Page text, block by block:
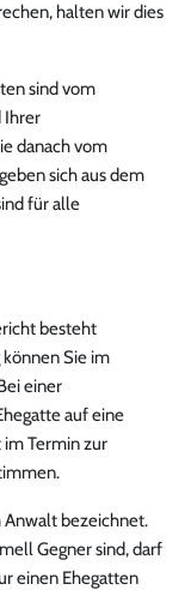
halten wir dies
sind vom
Ihrer
danach vom
sich aus dem
für alle
besteht
Sie im
einer
auf eine
Termin zur
Anwalt bezeichnet.
Gegner sind, darf
einen Ehegatten